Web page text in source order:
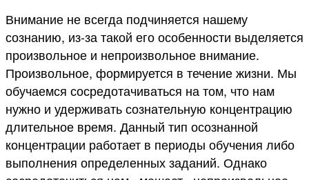
Внимание не всегда подчиняется нашему
сознанию, из-за такой его особенности выделяется
произвольное и непроизвольное внимание.
Произвольное, формируется в течение жизни. Мы
обучаемся сосредотачиваться на том, что нам
нужно и удерживать сознательную концентрацию
длительное время. Данный тип осознанной
концентрации работает в периоды обучения либо
выполнения определенных заданий. Однако